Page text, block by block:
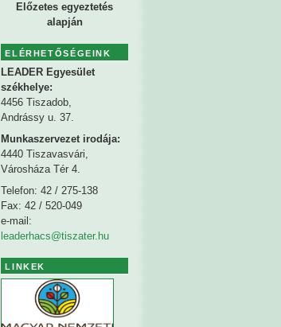
Előzetes egyeztetés
alapján
ELÉRHETŐSÉGEINK
LEADER Egyesület
székhelye:
4456 Tiszadob,
Andrássy u. 37.
Munkaszervezet irodája:
4440 Tiszavasvári,
Városháza Tér 4.
Telefon: 42 / 275-138
Fax: 42 / 520-049
e-mail:
leaderhacs@tiszater.hu
LINKEK